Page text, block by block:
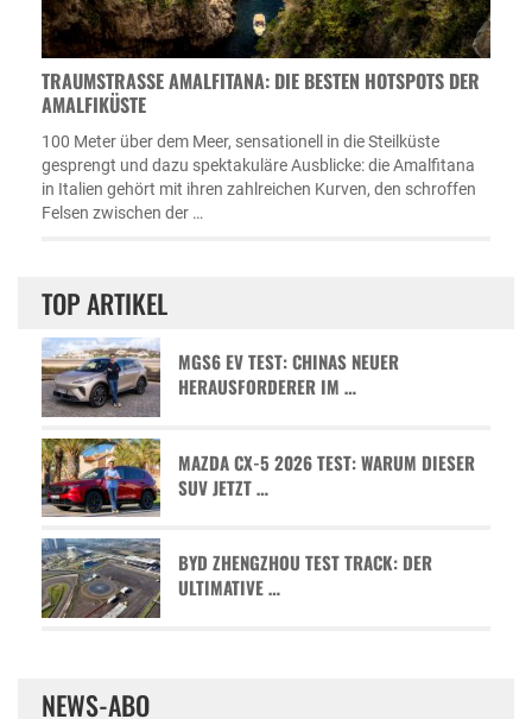
TRAUMSTRASSE AMALFITANA: DIE BESTEN HOTSPOTS DER A
MALFIKÜSTE
100 Meter über dem Meer, sensationell in die Steilküste
gesprengt und dazu spektakuläre Ausblicke: die Amalfitana
in Italien gehört mit ihren zahlreichen Kurven, den schroffen
Felsen zwischen der …
TOP ARTIKEL
MGS6 EV TEST: CHINAS NEUER
HERAUSFORDERER IM …
MAZDA CX-5 2026 TEST: WARUM DIESER
SUV JETZT …
BYD ZHENGZHOU TEST TRACK: DER
ULTIMATIVE …
NEWS-ABO